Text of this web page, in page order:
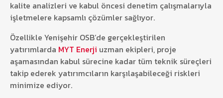
kalite analizleri ve kabul öncesi denetim çalışmalarıyla
işletmelere kapsamlı çözümler sağlıyor.
Özellikle Yenişehir OSB’de gerçekleştirilen
yatırımlarda MYT Enerji uzman ekipleri, proje
aşamasından kabul sürecine kadar tüm teknik süreçleri
takip ederek yatırımcıların karşılaşabileceği riskleri
minimize ediyor.